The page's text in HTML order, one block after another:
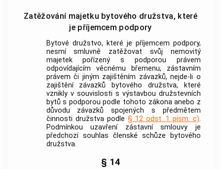
Zatěžování majetku bytového družstva, které
je příjemcem podpory
Bytové družstvo, které je příjemcem podpory,
nesmí smluvně zatěžovat svůj nemovitý
majetek pořízený spodporou právem
odpovídajícím věcnému břemenu, zástavním
právem či jiným zajištěním závazků, nejde-li o
zajištění závazků bytového družstva, které
vznikly v souvislosti s výstavbou družstevních
bytů s podporou podle tohoto zákona anebo z
důvodu závazků spojených s předmětem
činnosti družstva podle § 12 odst. 1 písm. c).
Podmínkou uzavření zástavní smlouvy je
předchozí souhlas členské schůze bytového
družstva.
§ 14